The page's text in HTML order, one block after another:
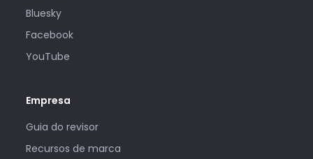
Bluesky
Facebook
YouTube
Empresa
Guia do revisor
Recursos de marca